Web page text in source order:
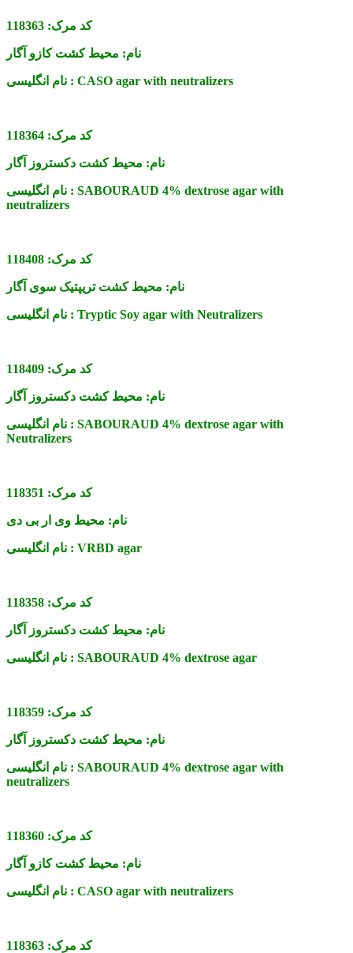
کد مرک: 118363
نام: محیط کشت کازو آگار
نام انگلیسی : CASO agar with neutralizers
کد مرک: 118364
نام: محیط کشت دکستروز آگار
نام انگلیسی : SABOURAUD 4% dextrose agar with
neutralizers
کد مرک: 118408
نام: محیط کشت تریپتیک سوی آگار
نام انگلیسی : Tryptic Soy agar with Neutralizers
کد مرک: 118409
نام: محیط کشت دکستروز آگار
نام انگلیسی : SABOURAUD 4% dextrose agar with
Neutralizers
کد مرک: 118351
نام: محیط وی ار بی دی
نام انگلیسی : VRBD agar
کد مرک: 118358
نام: محیط کشت دکستروز آگار
نام انگلیسی : SABOURAUD 4% dextrose agar
کد مرک: 118359
نام: محیط کشت دکستروز آگار
نام انگلیسی : SABOURAUD 4% dextrose agar with
neutralizers
کد مرک: 118360
نام: محیط کشت کازو آگار
نام انگلیسی : CASO agar with neutralizers
کد مرک: 118363